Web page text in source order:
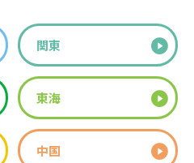
関東
東海
中国